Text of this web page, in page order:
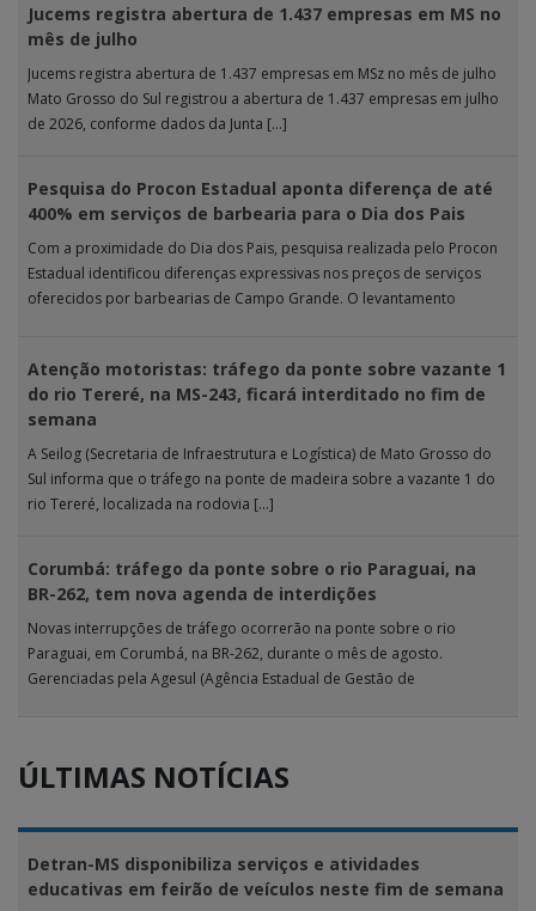
Jucems registra abertura de 1.437 empresas em MS no
mês de julho
Jucems registra abertura de 1.437 empresas em MSz no mês de julho
Mato Grosso do Sul registrou a abertura de 1.437 empresas em julho
de 2026, conforme dados da Junta […]
Pesquisa do Procon Estadual aponta diferença de até
400% em serviços de barbearia para o Dia dos Pais
Com a proximidade do Dia dos Pais, pesquisa realizada pelo Procon
Estadual identificou diferenças expressivas nos preços de serviços
oferecidos por barbearias de Campo Grande. O levantamento
Atenção motoristas: tráfego da ponte sobre vazante 1
do rio Tereré, na MS-243, ficará interditado no fim de
semana
A Seilog (Secretaria de Infraestrutura e Logística) de Mato Grosso do
Sul informa que o tráfego na ponte de madeira sobre a vazante 1 do
rio Tereré, localizada na rodovia […]
Corumbá: tráfego da ponte sobre o rio Paraguai, na
BR-262, tem nova agenda de interdições
Novas interrupções de tráfego ocorrerão na ponte sobre o rio
Paraguai, em Corumbá, na BR-262, durante o mês de agosto.
Gerenciadas pela Agesul (Agência Estadual de Gestão de
ÚLTIMAS NOTÍCIAS
Detran-MS disponibiliza serviços e atividades
educativas em feirão de veículos neste fim de semana